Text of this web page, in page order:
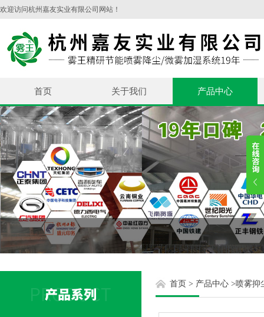
欢迎访问杭州嘉友实业有限公司网站！
首页 关于我们 产品中心
首页 > 产品中心 >喷雾抑